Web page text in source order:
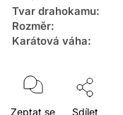
Tvar drahokamu:
Rozměr:
Karátová váha:
Zeptat se Sdílet